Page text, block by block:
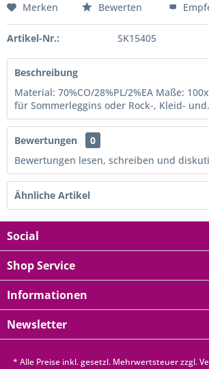
Merken Bewerten
Artikel-Nr.: SK15405
Beschreibung
Material: 70%CO/28%PL/2%EA Maße:
für Sommerleggins oder Rock-, Kleid-
Bewertungen
0
Bewertungen lesen, schreiben und
Ähnliche Artikel
Social
Shop Service
Informationen
Newsletter
* Alle Preise inkl. gesetzl. Mehrwertsteuer zzgl.